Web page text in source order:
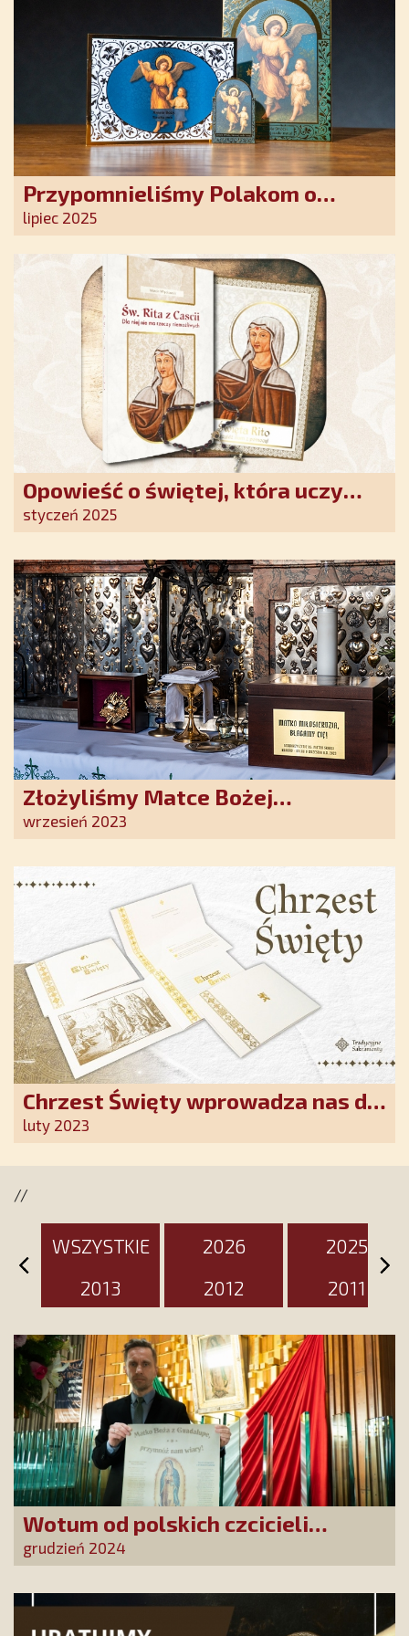
Przypomnieliśmy Polakom o
obecności Anioła Stróża!
lipiec 2025
Opowieść o świętej, która uczy
szczerego oddania się Bogu.
nadziei w XXI wieku
styczeń 2025
Złożyliśmy Matce Bożej
Ostrobramskiej pozłacane wotum
wrzesień 2023
Chrzest Święty wprowadza nas do
wspólnoty Kościoła. Nasz pakiet
luty 2023
//
WSZYSTKIE 2026
2025
2013
2012 2011
Wotum od polskich czcicieli
złożone w Guadalupe
grudzień 2024